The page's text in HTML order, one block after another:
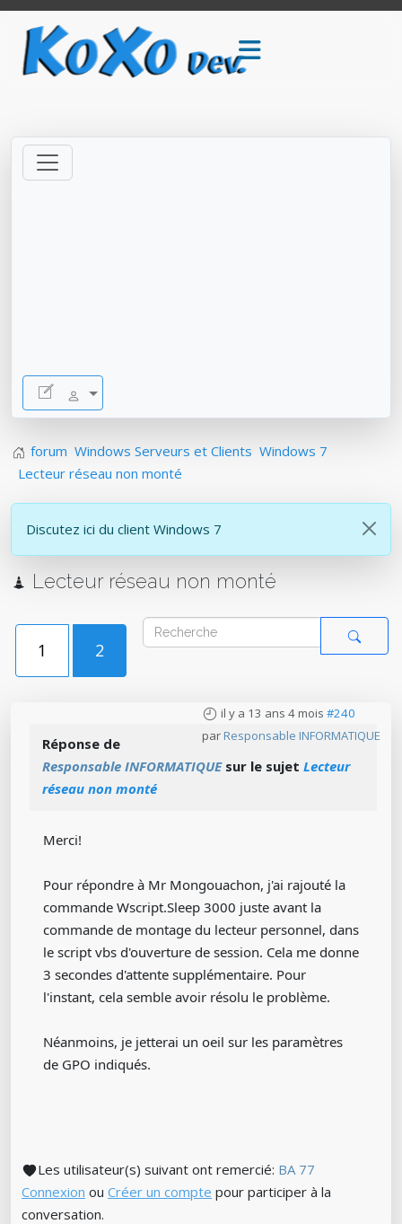
forum Windows Serveurs et Clients Windows 7
Lecteur réseau non monté
Discutez ici du client Windows 7
Lecteur réseau non monté
1 2
il y a 13 ans 4 mois #240
par Responsable INFORMATIQUE
Réponse de
Responsable INFORMATIQUEsur le sujet Lecteur
réseau non monté
Merci!
Pour répondre à Mr Mongouachon, j'ai rajouté la
commande Wscript.Sleep 3000 juste avant la
commande de montage du lecteur personnel, dans
le script vbs d'ouverture de session. Cela me donne
3 secondes d'attente supplémentaire. Pour
l'instant, cela semble avoir résolu le problème.
Néanmoins, je jetterai un oeil sur les paramètres
de GPO indiqués.
Les utilisateur(s) suivant ont remercié: BA 77
Connexion ou Créer un compte pour participer à la
conversation.